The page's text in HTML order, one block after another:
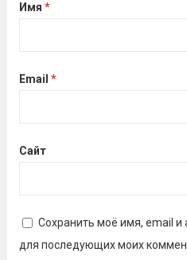
Имя *
Email *
Сайт
Сохранить моё имя, email и
для последующих моих